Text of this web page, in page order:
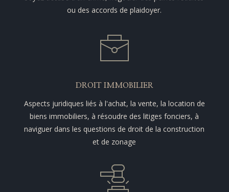
ou des accords de plaidoyer.
DROIT IMMOBILIER
Aspects juridiques liés à l'achat, la vente, la location de
biens immobiliers, à résoudre des litiges fonciers, à
naviguer dans les questions de droit de la construction
et de zonage